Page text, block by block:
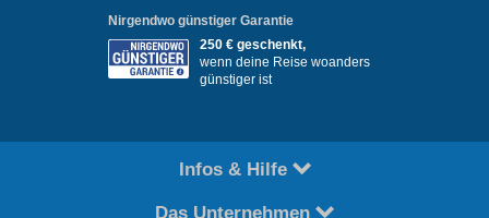
Nirgendwo günstiger Garantie
250 € geschenkt,
wenn deine Reise woanders
günstiger ist
Infos & Hilfe
Das Unternehmen